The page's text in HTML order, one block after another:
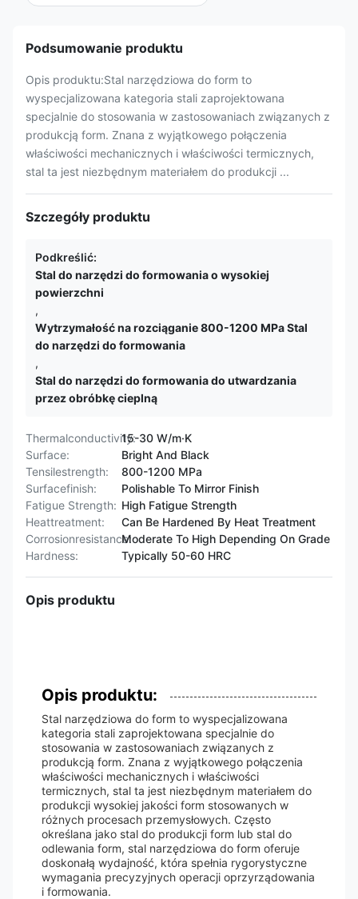
Podsumowanie produktu
Opis produktu:Stal narzędziowa do form to
wyspecjalizowana kategoria stali zaprojektowana
specjalnie do stosowania w zastosowaniach związanych z
produkcją form. Znana z wyjątkowego połączenia
właściwości mechanicznych i właściwości termicznych,
stal ta jest niezbędnym materiałem do produkcji ...
Szczegóły produktu
Podkreślić:
Stal do narzędzi do formowania o wysokiej
powierzchni
,
Wytrzymałość na rozciąganie 800-1200 MPa Stal
do narzędzi do formowania
,
Stal do narzędzi do formowania do utwardzania
przez obróbkę cieplną
Thermalconductivity:15-30 W/m·K
Surface:
Bright And Black
Tensilestrength:
800-1200 MPa
Surfacefinish:
Polishable To Mirror Finish
Fatigue Strength: High Fatigue Strength
Heattreatment:
Can Be Hardened By Heat Treatment
Corrosionresistance:Moderate To High Depending On Grade
Hardness:
Typically 50-60 HRC
Opis produktu
Opis produktu:
Stal narzędziowa do form to wyspecjalizowana
kategoria stali zaprojektowana specjalnie do
stosowania w zastosowaniach związanych z
produkcją form. Znana z wyjątkowego połączenia
właściwości mechanicznych i właściwości
termicznych, stal ta jest niezbędnym materiałem do
produkcji wysokiej jakości form stosowanych w
różnych procesach przemysłowych. Często
określana jako stal do produkcji form lub stal do
odlewania form, stal narzędziowa do form oferuje
doskonałą wydajność, która spełnia rygorystyczne
wymagania precyzyjnych operacji oprzyrządowania
i formowania.